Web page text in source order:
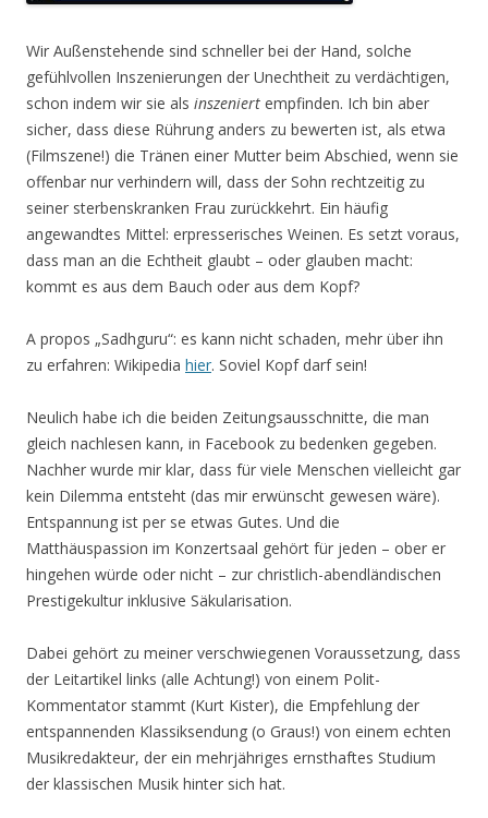
Wir Außenstehende sind schneller bei der Hand, solche
gefühlvollen Inszenierungen der Unechtheit zu verdächtigen,
schon indem wir sie als inszeniert empfinden. Ich bin aber
sicher, dass diese Rührung anders zu bewerten ist, als etwa
(Filmszene!) die Tränen einer Mutter beim Abschied, wenn sie
offenbar nur verhindern will, dass der Sohn rechtzeitig zu
seiner sterbenskranken Frau zurückkehrt. Ein häufig
angewandtes Mittel: erpresserisches Weinen. Es setzt voraus,
dass man an die Echtheit glaubt – oder glauben macht:
kommt es aus dem Bauch oder aus dem Kopf?
A propos „Sadhguru“: es kann nicht schaden, mehr über ihn
zu erfahren: Wikipedia hier. Soviel Kopf darf sein!
Neulich habe ich die beiden Zeitungsausschnitte, die man
gleich nachlesen kann, in Facebook zu bedenken gegeben.
Nachher wurde mir klar, dass für viele Menschen vielleicht gar
kein Dilemma entsteht (das mir erwünscht gewesen wäre).
Entspannung ist per se etwas Gutes. Und die
Matthäuspassion im Konzertsaal gehört für jeden – ober er
hingehen würde oder nicht – zur christlich-abendländischen
Prestigekultur inklusive Säkularisation.
Dabei gehört zu meiner verschwiegenen Voraussetzung, dass
der Leitartikel links (alle Achtung!) von einem Polit-
Kommentator stammt (Kurt Kister), die Empfehlung der
entspannenden Klassiksendung (o Graus!) von einem echten
Musikredakteur, der ein mehrjähriges ernsthaftes Studium
der klassischen Musik hinter sich hat.